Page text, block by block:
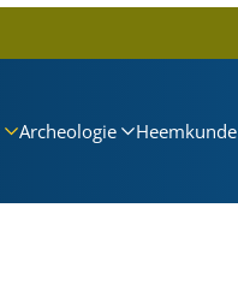
Archeologie Heemkunde